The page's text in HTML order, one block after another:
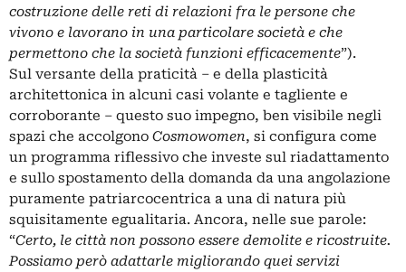
costruzione delle reti di relazioni fra le persone che
vivono e lavorano in una particolare società e che
permettono che la società funzioni efficacemente”).
Sul versante della praticità – e della plasticità
architettonica in alcuni casi volante e tagliente e
corroborante – questo suo impegno, ben visibile negli
spazi che accolgono Cosmowomen, si configura come
un programma riflessivo che investe sul riadattamento
e sullo spostamento della domanda da una angolazione
puramente patriarcocentrica a una di natura più
squisitamente egualitaria. Ancora, nelle sue parole:
“Certo, le città non possono essere demolite e ricostruite.
Possiamo però adattarle migliorando quei servizi